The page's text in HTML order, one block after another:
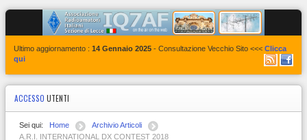
Ultimo aggiornamento : 14 Gennaio 2025 - Consultazione Vecchio Sito <<< Clicca
qui
ACCESSO UTENTI
Sei qui: Home
Archivio Articoli
A.R.I. INTERNATIONAL DX CONTEST 2018